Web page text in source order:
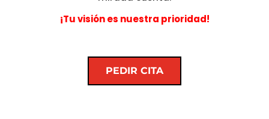
¡Tu visión es nuestra prioridad!
PEDIR CITA